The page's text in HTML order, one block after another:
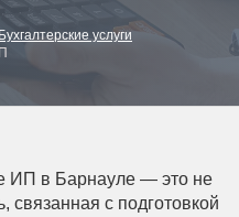
Бухгалтерские услуги
ИП в Барнауле — это не
связанная с подготовкой